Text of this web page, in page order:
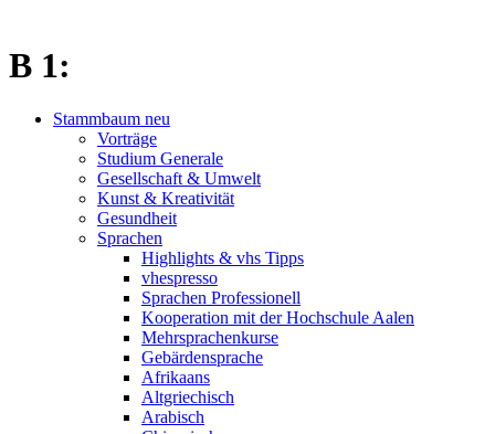
B 1:
Stammbaum neu
Vorträge
Studium Generale
Gesellschaft & Umwelt
Kunst & Kreativität
Gesundheit
Sprachen
Highlights & vhs Tipps
vhespresso
Sprachen Professionell
Kooperation mit der Hochschule Aalen
Mehrsprachenkurse
Gebärdensprache
Afrikaans
Altgriechisch
Arabisch